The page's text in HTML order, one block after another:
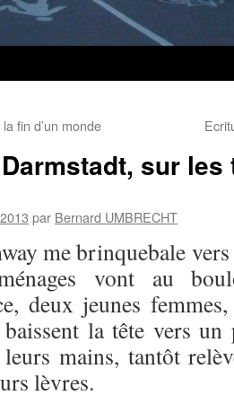
fin d’un monde
sur les
par Bernard UMBRECHT
me brinquebale
vont au
deux jeunes
la tête vers un
mains, tantôt
lèvres.